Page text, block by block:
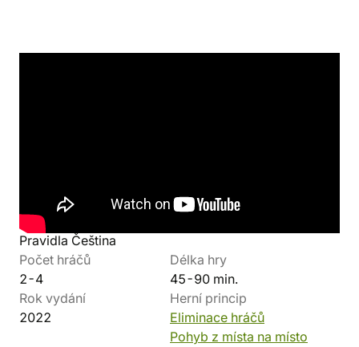
Komponenty Čeština
Pravidla Čeština
Minimální věk hráčů
Počet hráčů
2-4
Délka hry
45-90 min.
Rok vydání
2022
Herní princip
Eliminace hráčů
Pohyb z místa na místo